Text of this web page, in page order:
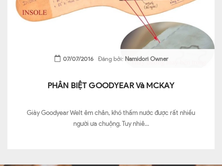
07/07/2016Đăng bởi: Namidori Owner
PHÂN BIỆT GOODYEAR Và MCKAY
Giày Goodyear Welt êm chân, khó thấm nước được rất nhiều
người ưa chuộng. Tuy nhiê...